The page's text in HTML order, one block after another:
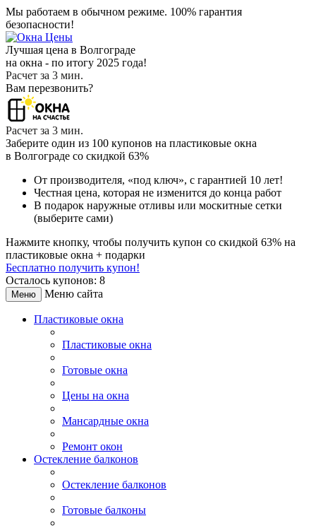
Мы работаем в обычном режиме. 100% гарантия
безопасности!
Лучшая цена в Волгограде
на окна - по итогу 2025 года!
Расчет за 3 мин.
Вам перезвонить?
Расчет за 3 мин.
Заберите один из 100 купонов на пластиковые окна
в Волгограде со скидкой 63%
От производителя, «под ключ», с гарантией 10 лет!
Честная цена, которая не изменится до конца работ
В подарок наружные отливы или москитные сетки
(выберите сами)
Нажмите кнопку, чтобы получить купон со скидкой 63% на
пластиковые окна + подарки
Бесплатно получить купон!
Осталось купонов: 8
Меню Меню сайта
Пластиковые окна
Пластиковые окна
Готовые окна
Цены на окна
Мансардные окна
Ремонт окон
Остекление балконов
Остекление балконов
Готовые балконы